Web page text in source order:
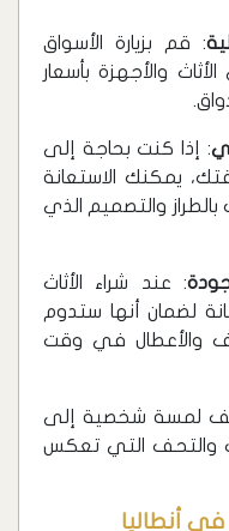
: قم بزيارة الأسواق
والأجهزة بأسعار
: إذا كنت بحاجة إلى
يمكنك الاستعانة
والتصميم الذي
: عند شراء الأثاث
لضمان أنها ستدوم
والأعطال في وقت
لمسة شخصية إلى
والتحف التي تعكس
أنطاليا